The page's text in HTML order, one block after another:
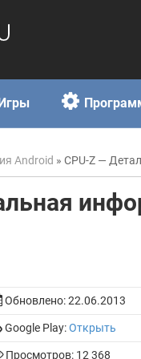
Android » CPU-Z —
Обновлено:22.06.2013
Google Play:Открыть
Просмотров: 12 368